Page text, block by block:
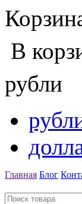
В
рубли
Главная Блог